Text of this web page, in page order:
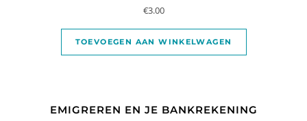
€3.00
TOEVOEGEN AAN WINKELWAGEN
EMIGREREN EN JE BANKREKENING